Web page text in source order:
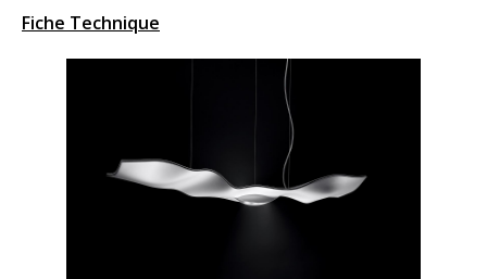
Fiche Technique